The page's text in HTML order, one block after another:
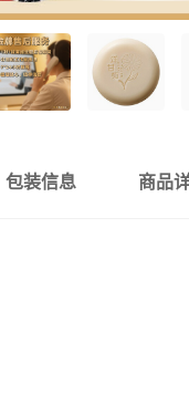
包装信息 商品